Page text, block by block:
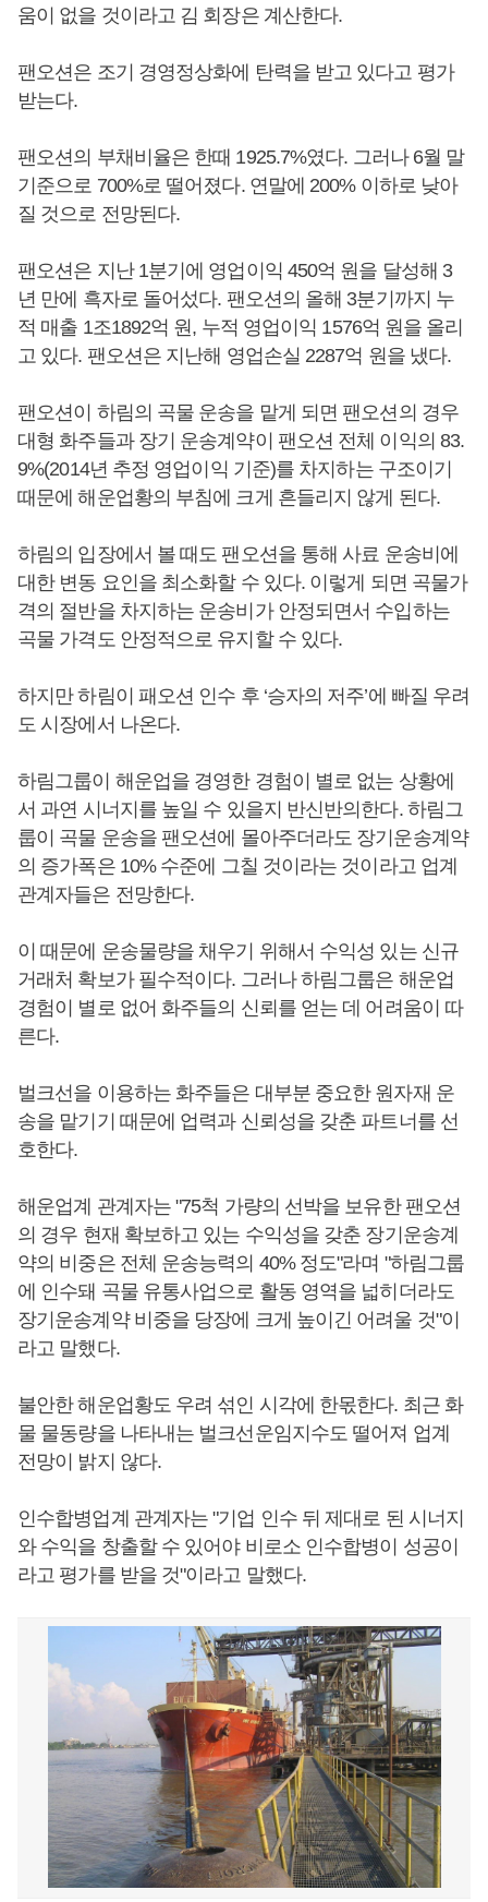
움이 없을 것이라고 김 회장은 계산한다.
팬오션은 조기 경영정상화에 탄력을 받고 있다고 평가
받는다.
팬오션의 부채비율은 한때 1925.7%였다. 그러나 6월 말
기준으로 700%로 떨어졌다. 연말에 200% 이하로 낮아
질 것으로 전망된다.
팬오션은 지난 1분기에 영업이익 450억 원을 달성해 3
년 만에 흑자로 돌어섰다. 팬오션의 올해 3분기까지 누
적 매출 1조1892억 원, 누적 영업이익 1576억 원을 올리
고 있다. 팬오션은 지난해 영업손실 2287억 원을 냈다.
팬오션이 하림의 곡물 운송을 맡게 되면 팬오션의 경우
대형 화주들과 장기 운송계약이 팬오션 전체 이익의 83.
9%(2014년 추정 영업이익 기준)를 차지하는 구조이기
때문에 해운업황의 부침에 크게 흔들리지 않게 된다.
하림의 입장에서 볼 때도 팬오션을 통해 사료 운송비에
대한 변동 요인을 최소화할 수 있다. 이렇게 되면 곡물가
격의 절반을 차지하는 운송비가 안정되면서 수입하는
곡물 가격도 안정적으로 유지할 수 있다.
하지만 하림이 패오션 인수 후 ‘승자의 저주’에 빠질 우려
도 시장에서 나온다.
하림그룹이 해운업을 경영한 경험이 별로 없는 상황에
서 과연 시너지를 높일 수 있을지 반신반의한다. 하림그
룹이 곡물 운송을 팬오션에 몰아주더라도 장기운송계약
의 증가폭은 10% 수준에 그칠 것이라는 것이라고 업계
관계자들은 전망한다.
이 때문에 운송물량을 채우기 위해서 수익성 있는 신규
거래처 확보가 필수적이다. 그러나 하림그룹은 해운업
경험이 별로 없어 화주들의 신뢰를 얻는 데 어려움이 따
른다.
벌크선을 이용하는 화주들은 대부분 중요한 원자재 운
송을 맡기기 때문에 업력과 신뢰성을 갖춘 파트너를 선
호한다.
해운업계 관계자는 "75척 가량의 선박을 보유한 팬오션
의 경우 현재 확보하고 있는 수익성을 갖춘 장기운송계
약의 비중은 전체 운송능력의 40% 정도"라며 "하림그룹
에 인수돼 곡물 유통사업으로 활동 영역을 넓히더라도
장기운송계약 비중을 당장에 크게 높이긴 어려울 것"이
라고 말했다.
불안한 해운업황도 우려 섞인 시각에 한몫한다. 최근 화
물 물동량을 나타내는 벌크선운임지수도 떨어져 업계
전망이 밝지 않다.
인수합병업계 관계자는 "기업 인수 뒤 제대로 된 시너지
와 수익을 창출할 수 있어야 비로소 인수합병이 성공이
라고 평가를 받을 것"이라고 말했다.